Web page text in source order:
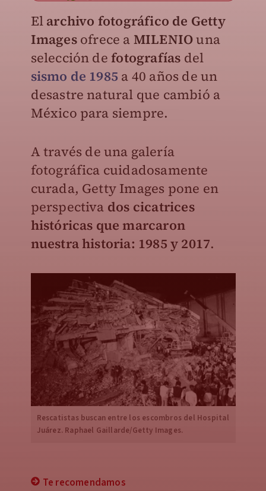
El archivo fotográfico de Getty
Imagesofrece a MILENIOuna
selección defotografías del
sismo de 1985 a 40 años de un
desastre natural que cambió a
México para siempre.
A través de una galería
fotográfica cuidadosamente
curada, Getty Images pone en
perspectiva dos cicatrices
históricas que marcaron
nuestra historia: 1985 y 2017.
Rescatistas buscan entre los escombros del Hospital
Juárez. Raphael Gaillarde/Getty Images.
Te recomendamos